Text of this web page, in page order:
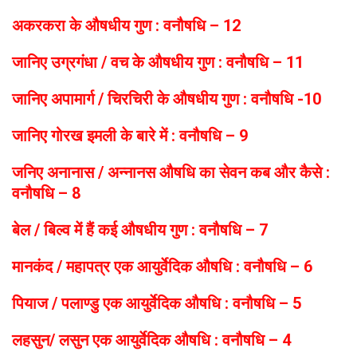
अकरकरा के औषधीय गुण : वनौषधि – 12
जानिए उग्रगंधा / वच के औषधीय गुण : वनौषधि – 11
जानिए अपामार्ग / चिरचिरी के औषधीय गुण : वनौषधि -10
जानिए गोरख इमली के बारे में : वनौषधि – 9
जनिए अनानास / अन्नानस औषधि का सेवन कब और कैसे :
वनौषधि – 8
बेल / बिल्व में हैं कई औषधीय गुण : वनौषधि – 7
मानकंद / महापत्र एक आयुर्वेदिक औषधि : वनौषधि – 6
पियाज / पलाण्डु एक आयुर्वेदिक औषधि : वनौषधि – 5
लहसुन/ लसुन एक आयुर्वेदिक औषधि : वनौषधि – 4